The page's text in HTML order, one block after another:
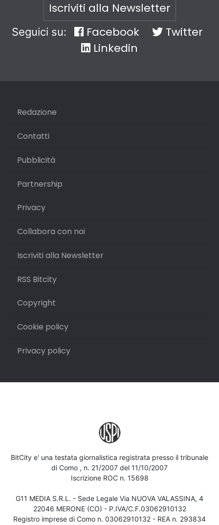
Iscriviti alla Newsletter
Seguici su: Facebook
Twitter
Linkedin
Redazione
Contatti
Pubblicità
Partnership
Privacy
Collabora con noi
Iscriviti alla Newsletter
RSS Bitcity
Copyright
Cookie policy
Privacy policy
BitCity e' una testata giornalistica registrata presso il tribunale
di Como , n. 21/2007 del 11/10/2007
Iscrizione ROC n. 15698
G11 MEDIA S.R.L. - Sede Legale Via NUOVA VALASSINA, 4
22046 MERONE (CO) - P.IVA/C.F.03062910132
Registro imprese di Como n. 03062910132 - REA n. 293834